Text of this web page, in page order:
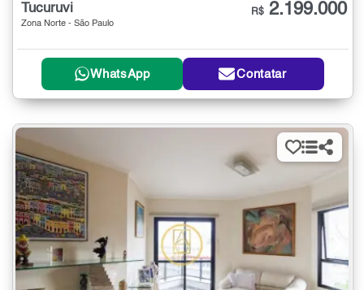
Tucuruvi
Zona Norte - São Paulo
R$ 2.199.000
WhatsApp Contatar